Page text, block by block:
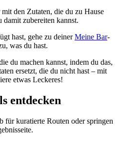
den Zutaten, die du zu Hause
zubereiten kannst.
hast, gehe zu deinerMeine Bar-
was du hast.
du machen kannst, indem du das,
ersetzt, die du nicht hast – mit
etwas Leckeres!
entdecken
für kuratierte Routen oder springen